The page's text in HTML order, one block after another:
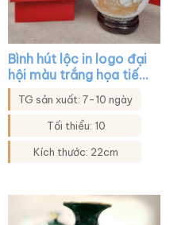
Bình hút lộc in logo đại
hội màu trắng họa tiết
thuận buồm xuôi gió
vàng kim XG-BHL45
TG sản xuất: 7-10 ngày
Tối thiểu: 10
Kích thước: 22cm